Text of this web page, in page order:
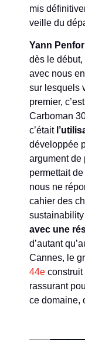
mis
veille du
Yann
dès le début,
avec nous
sur lesquels
premier,
Carboman
c’était
développée
argument de
permettait
nous ne
cahier des
sustainability
avec une
d’autant
Cannes, le
44e construit
rassurant
ce domaine,